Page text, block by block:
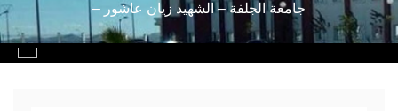
جامعة الجلفة – الشهيد زيان عاشور –